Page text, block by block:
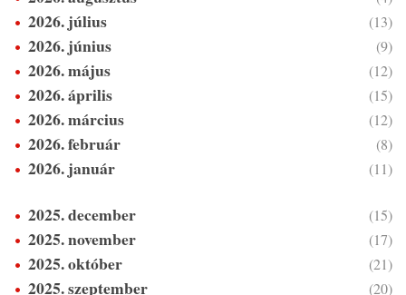
2026. július (13)
2026. június (9)
2026. május (12)
2026. április (15)
2026. március (12)
2026. február (8)
2026. január (11)
2025. december (15)
2025. november (17)
2025. október (21)
2025. szeptember (20)